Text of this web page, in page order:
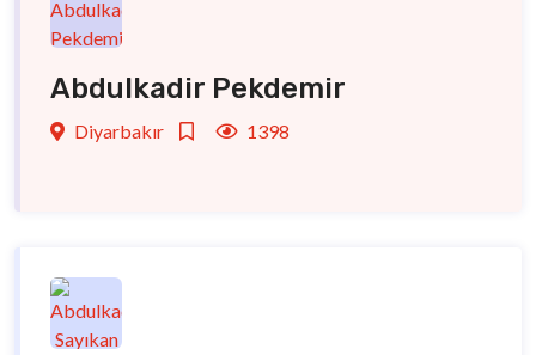
Abdulkadir Pekdemir
Diyarbakır 1398